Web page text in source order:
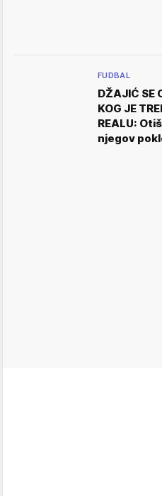
FUDBAL
DŽAJIĆ SE
KOG JE
REALU:
njegov